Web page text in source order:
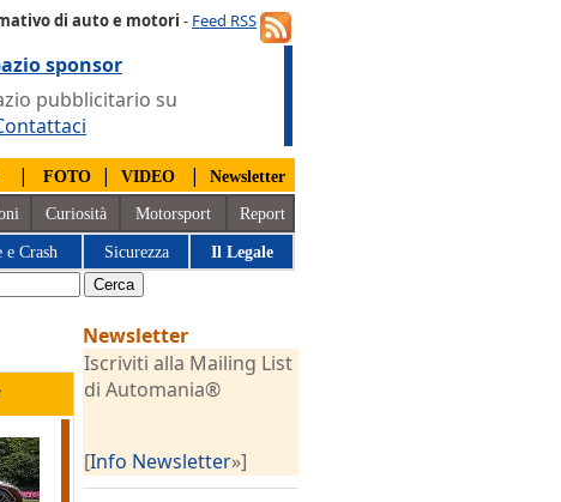
di auto e motori - Feed RSS
sponsor
pubblicitario su
| FOTO | VIDEO | Newsletter
Curiosità Motorsport Report
e Crash Sicurezza Il Legale
Newsletter
Iscriviti alla Mailing List
di Automania®
[Info Newsletter»]